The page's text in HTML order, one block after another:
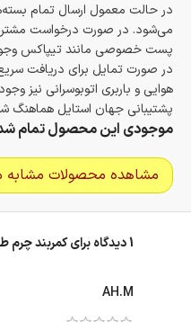
در حالت معمول ارسال تمام
می‌شود. در صورت درخواست
پست خصوصی مانند تیپاکس
در صورت تمایل برای دریافت
هوایی و باربری اتوبوسرانی نیز
پشتیبانی جهان استایل هماهنگ
موجودی این محصول تمام
مشاهده محصولات مشابه
1 دیدگاه برای کمربند چرم
AH.M